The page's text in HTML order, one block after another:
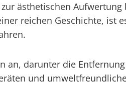
ästhetischen
reichen Geschichte, ist
an, darunter die
und